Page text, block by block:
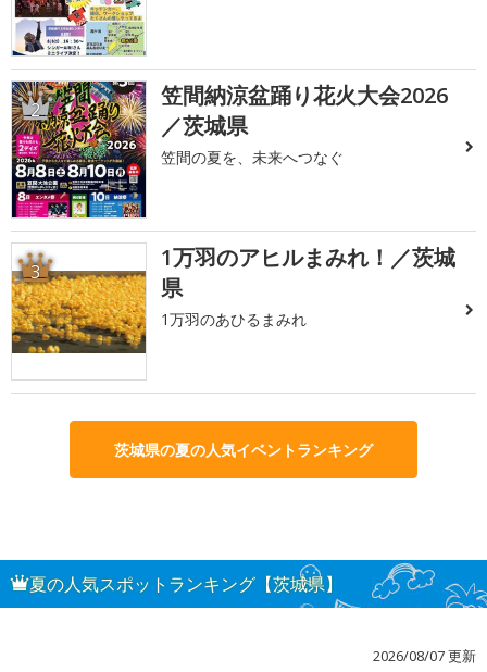
2
笠間納涼盆踊り花火大会2026
／茨城県
笠間の夏を、未来へつなぐ
3
1万羽のアヒルまみれ！／茨城
県
1万羽のあひるまみれ
茨城県の夏の人気イベントランキング
夏の人気スポットランキング【茨城県】
2026/08/07 更新